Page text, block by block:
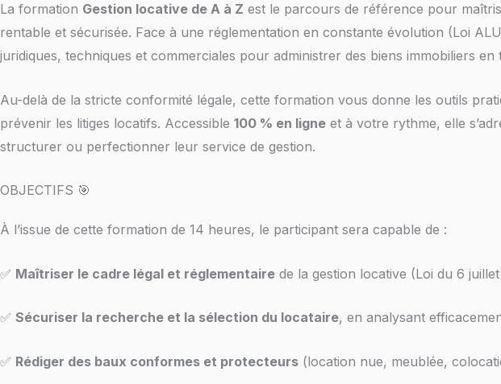
La formation Gestion locative de A à Z est le parcours de référence pour
rentable et sécurisée. Face à une réglementation en constante évolution (Loi
juridiques, techniques et commerciales pour administrer des biens immobiliers en
Au-delà de la stricte conformité légale, cette formation vous donne les outils
prévenir les litiges locatifs. Accessible 100 % en ligne et à votre rythme, elle
structurer ou perfectionner leur service de gestion.
OBJECTIFS 🎯
À l’issue de cette formation de 14 heures, le participant sera capable de :
✅ Maîtriser le cadre légal et réglementaire de la gestion locative (Loi du 6
✅ Sécuriser la recherche et la sélection du locataire, en analysant
✅ Rédiger des baux conformes et protecteurs (location nue, meublée,